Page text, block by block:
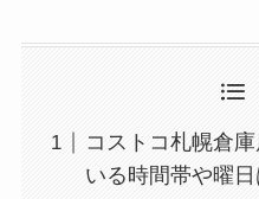
コストコ札幌倉
いる時間帯や曜日